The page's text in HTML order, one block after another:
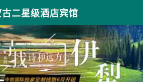
古二星级酒店宾馆